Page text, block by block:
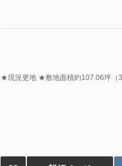
★現況更地 ★敷地面積約107.06坪（